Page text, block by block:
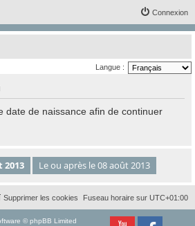
Connexion
Langue :
date de naissance afin de continuer
Fuseau horaire sur UTC+01:00
Supprimer les cookies
© phpBB Limited